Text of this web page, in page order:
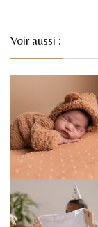
Voir aussi :